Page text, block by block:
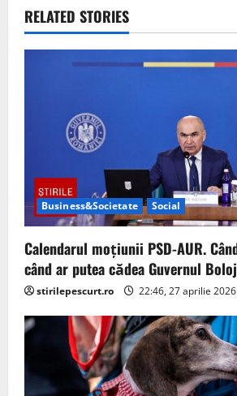
v
i
i
o
n
RELATED STORIES
Business&Societate Social
Calendarul moțiunii PSD-AUR.
când ar putea cădea Guvernul
stirilepescurt.ro 22:46, 27 aprilie 2026